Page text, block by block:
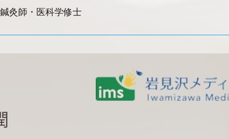
師・医科学修士